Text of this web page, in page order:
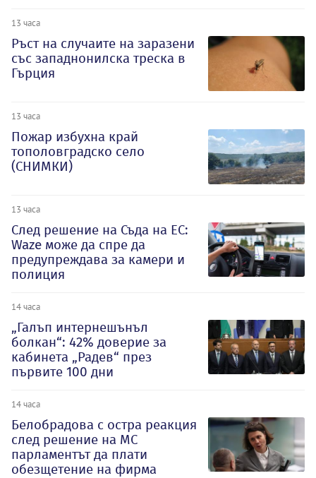
13 часа
Ръст на случаите на заразени
със западнонилска треска в
Гърция
13 часа
Пожар избухна край
тополовградско село
(СНИМКИ)
13 часа
След решение на Съда на ЕС:
Waze може да спре да
предупреждава за камери и
полиция
14 часа
„Галъп интернешънъл
болкан“: 42% доверие за
кабинета „Радев“ през
първите 100 дни
14 часа
Белобрадова с остра реакция
след решение на МС
парламентът да плати
обезщетение на фирма